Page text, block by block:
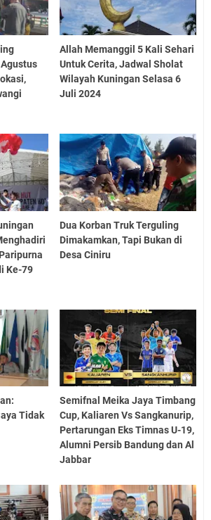
Allah Memanggil 5 Kali Sehari
Untuk Cerita, Jadwal Sholat
Wilayah Kuningan Selasa 6
Juli 2024
Ke-79
Dua Korban Truk Terguling
Dimakamkan, Tapi Bukan di
Desa Ciniru
Tidak
Semifnal Meika Jaya Timbang
Cup, Kaliaren Vs Sangkanurip,
Pertarungan Eks Timnas U-19,
Alumni Persib Bandung dan Al
Jabbar